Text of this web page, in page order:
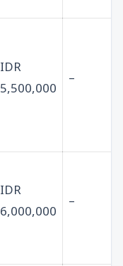
IDR
5,500,000
–
IDR
6,000,000
–